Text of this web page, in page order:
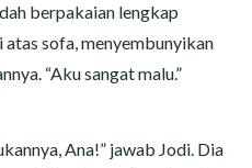
berpakaian lengkap
sofa, menyembunyikan
“Aku sangat malu.”
Ana!” jawab Jodi. Dia